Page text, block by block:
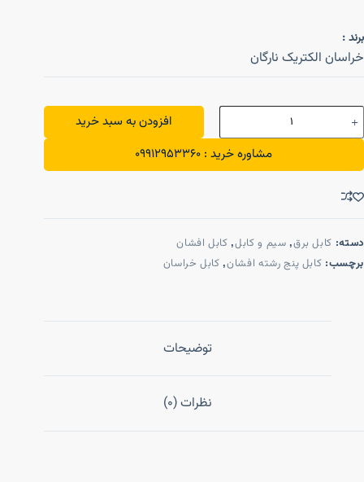
برند :
خراسان الکتریک نارگان
افزودن به سبد خرید
مشاوره خرید : 09912953360
دسته: کابل برق, سیم و کابل, کابل افشان
برچسب: کابل پنج رشته افشان, کابل خراسان
توضیحات
نظرات (0)